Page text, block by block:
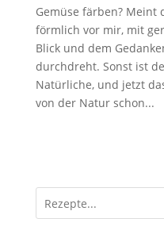
Gemüse färben? Meint
förmlich vor mir, mit
Blick und dem
durchdreht. Sonst ist
Natürliche, und jetzt
von der Natur schon...